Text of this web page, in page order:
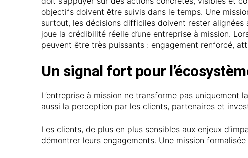
objectifs doivent être suivis dans le temps. Une
surtout, les décisions difficiles doivent rester alignées
joue la crédibilité réelle d’une entreprise à mission.
peuvent être très puissants : engagement renforcé,
Un signal fort pour
L’entreprise à mission ne transforme pas uniquement
aussi la perception par les clients, partenaires et
Les clients, de plus en plus sensibles aux enjeux
démontrer leurs engagements. Une mission